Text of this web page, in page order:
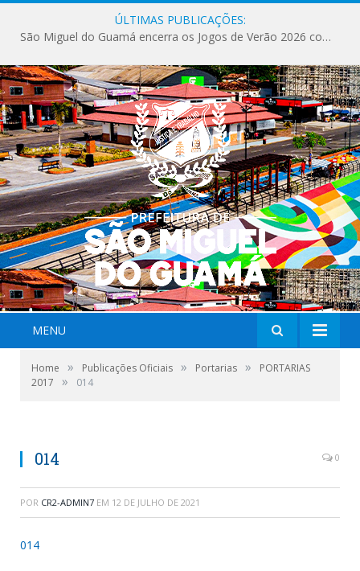
ÚLTIMAS PUBLICAÇÕES:
São Miguel do Guamá encerra os Jogos de Verão 2026 com sucesso de público e competições.
MENU
Home » Publicações Oficiais » Portarias »
PORTARIAS
2017
» 014
014 0
POR CR2-ADMIN7 EM 12 DE JULHO DE 2021
014